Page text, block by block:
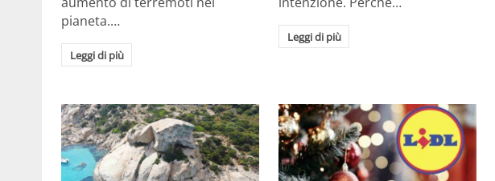
pianeta.…
Leggi di più
Leggi di più